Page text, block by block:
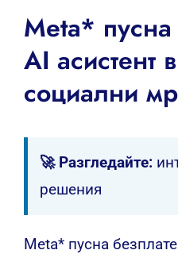
Meta*
AI асистент
социални
🚀 Разгледайте:
решения
Meta* пусна